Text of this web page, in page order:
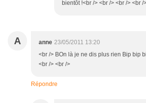
bientôt !<br /> <br /> <br /> <br /
A anne 23/05/2011 13:20
<br /> BOn là je ne dis plus rien Bip bip
<br /> <br />
Répondre